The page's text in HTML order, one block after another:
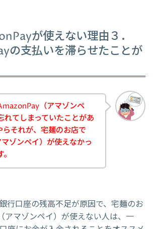
が使えない理由３．
の支払いを滞らせたことが
（アマゾンペ
れてしまっていたことがあ
らそれが、宅麺のお店で
ゾンペイ）が使えなかっ
行口座の残高不足が原因で、宅麺のお
アマゾンペイ）が使えない人は、一